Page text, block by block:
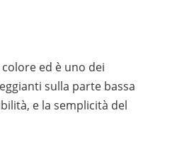
ed è uno dei
sulla parte bassa
e la semplicità del